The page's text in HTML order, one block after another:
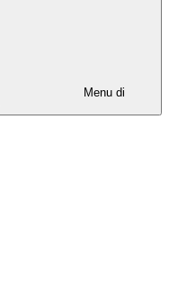
Menu di